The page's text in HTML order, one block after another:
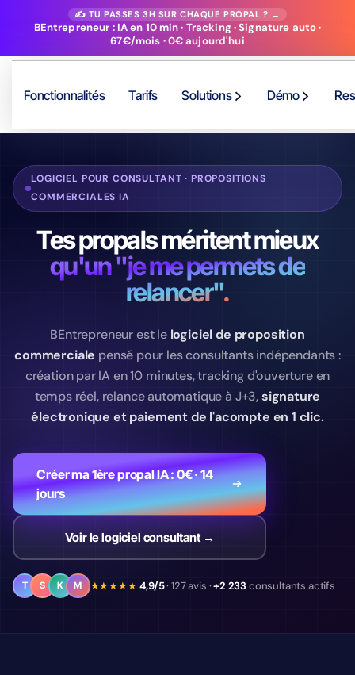
✍️ TU PASSES 3H SUR CHAQUE PROPAL ? →
BEntrepreneur : IA en 10 min · Tracking · Signature auto ·
67€/mois · 0€ aujourd'hui
Fonctionnalités Tarifs Solutions Démo
LOGICIEL POUR CONSULTANT · PROPOSITIONS
COMMERCIALES IA
Tes propals méritent mieux
qu'un "je me permets de
relancer".
BEntrepreneur est le logiciel de proposition
commerciale pensé pour les consultants indépendants :
création par IA en 10 minutes, tracking d'ouverture en
temps réel, relance automatique à J+3,signature
électronique et paiement de l'acompte en 1 clic.
Créer ma 1ère propal IA : 0€ · 14
jours
Voir le logiciel consultant →
T S K M ★★★★★ 4,9/5· 127 avis ·+2 233 consultants actifs